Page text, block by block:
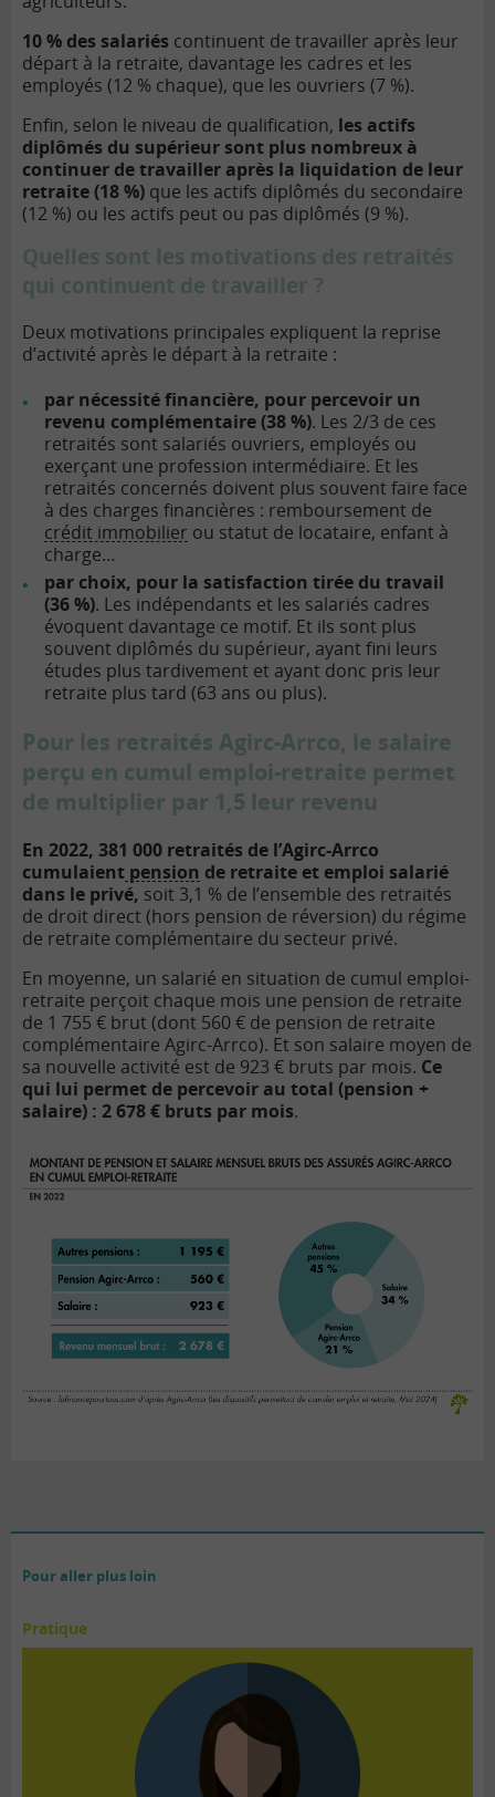
10 % des salariés continuent de travailler après leur
départ à la retraite, davantage les cadres et les
employés (12 % chaque), que les ouvriers (7 %).
Enfin, selon le niveau de qualification, les actifs
diplômés du supérieur sont plus nombreux à
continuer de travailler après la liquidation de leur
retraite (18 %) que les actifs diplômés du secondaire
(12 %) ou les actifs peut ou pas diplômés (9 %).
Quelles sont les motivations des retraités
qui continuent de travailler ?
Deux motivations principales expliquent la reprise
d’activité après le départ à la retraite :
par nécessité financière, pour percevoir un
revenu complémentaire (38 %). Les 2/3 de ces
retraités sont salariés ouvriers, employés ou
exerçant une profession intermédiaire. Et les
retraités concernés doivent plus souvent faire face
à des charges financières : remboursement de
crédit immobilier ou statut de locataire, enfant à
charge…
par choix, pour la satisfaction tirée du travail
(36 %). Les indépendants et les salariés cadres
évoquent davantage ce motif. Et ils sont plus
souvent diplômés du supérieur, ayant fini leurs
études plus tardivement et ayant donc pris leur
retraite plus tard (63 ans ou plus).
Pour les retraités Agirc-Arrco, le salaire
perçu en cumul emploi-retraite permet
de multiplier par 1,5 leur revenu
En 2022, 381 000 retraités de l’Agirc-Arrco
cumulaient pension de retraite et emploi salarié
dans le privé, soit 3,1 % de l’ensemble des retraités
de droit direct (hors pension de réversion) du régime
de retraite complémentaire du secteur privé.
En moyenne, un salarié en situation de cumul emploi-
retraite perçoit chaque mois une pension de retraite
de 1 755 € brut (dont 560 € de pension de retraite
complémentaire Agirc-Arrco). Et son salaire moyen de
sa nouvelle activité est de 923 € bruts par mois. Ce
qui lui permet de percevoir au total (pension +
salaire) : 2 678 € bruts par mois.
Pour aller plus loin
Pratique